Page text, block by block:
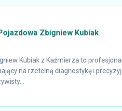
Zbigniew Kubiak
Kubiak z Kaźmierza to
na rzetelną diagnostykę i